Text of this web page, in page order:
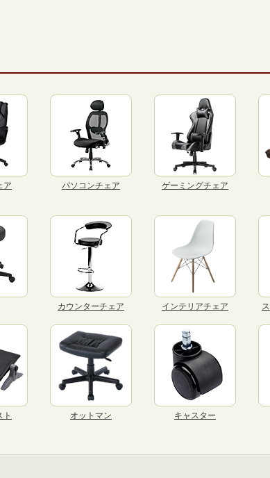
ア パソコンチェア ゲーミングチェア
カウンターチェア インテリアチェア
ト オットマン キャスター